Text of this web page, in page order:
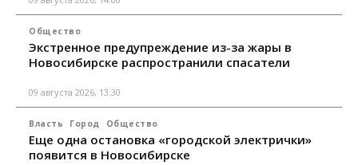
Общество
Экстренное предупреждение из-за жары в
Новосибирске распространили спасатели
09 августа 2026, 13:30
Власть Город Общество
Еще одна остановка «городской электрички»
появится в Новосибирске